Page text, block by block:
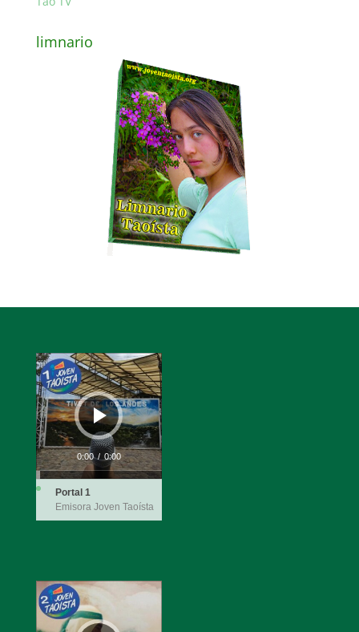
limnario
Reproductor
de
audio
0:00 / 0:00
Portal 1
Emisora Joven Taoísta
Reproductor
de
audio